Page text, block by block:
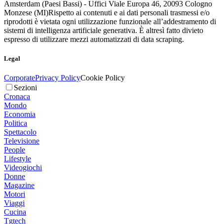
Amsterdam (Paesi Bassi) - Uffici Viale Europa 46, 20093 Cologno
Monzese (MI)Rispetto ai contenuti e ai dati personali trasmessi e/o
riprodotti è vietata ogni utilizzazione funzionale all’addestramento di
sistemi di intelligenza artificiale generativa. È altresì fatto divieto
espresso di utilizzare mezzi automatizzati di data scraping.
Legal
CorporatePrivacy PolicyCookie Policy
Sezioni
Cronaca
Mondo
Economia
Politica
Spettacolo
Televisione
People
Lifestyle
Videogiochi
Donne
Magazine
Motori
Viaggi
Cucina
Tgtech